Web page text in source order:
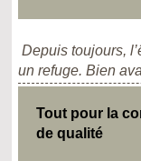
Depuis toujours,
un refuge. Bien
Tout pour la
de qualité